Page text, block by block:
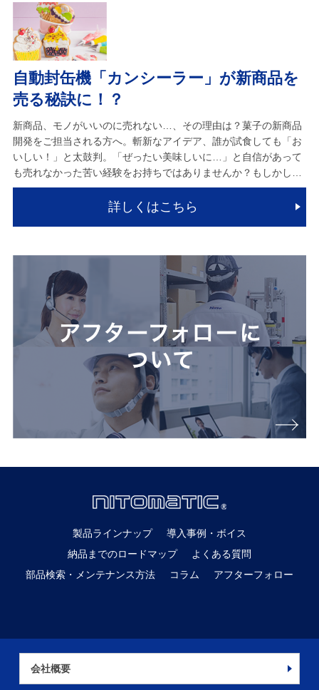
自動封缶機「カンシーラー」が新商品を
売る秘訣に！？
新商品、モノがいいのに売れない…、その理由は？菓子の新商品
開発をご担当される方へ。斬新なアイデア、誰が試食しても「お
いしい！」と太鼓判。「ぜったい美味しいに…」と自信があって
も売れなかった苦い経験をお持ちではありませんか？もしかし…
詳しくはこちら
製品ラインナップ
導入事例・ボイス
納品までのロードマップ
よくある質問
部品検索・メンテナンス方法
コラム アフターフォロー
会社概要